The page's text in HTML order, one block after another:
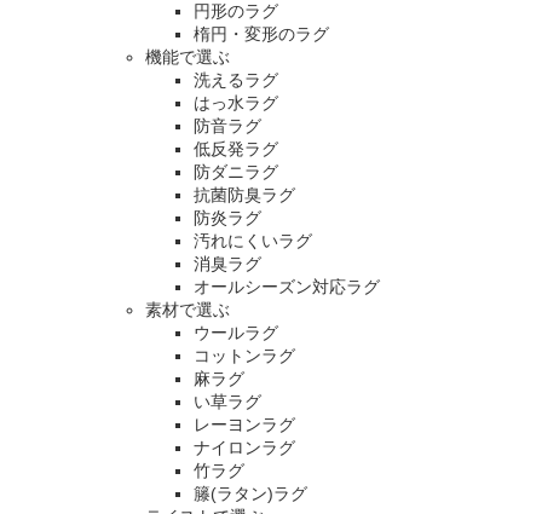
円形のラグ
楕円・変形のラグ
機能で選ぶ
洗えるラグ
はっ水ラグ
防音ラグ
低反発ラグ
防ダニラグ
抗菌防臭ラグ
防炎ラグ
汚れにくいラグ
消臭ラグ
オールシーズン対応ラグ
素材で選ぶ
ウールラグ
コットンラグ
麻ラグ
い草ラグ
レーヨンラグ
ナイロンラグ
竹ラグ
籐(ラタン)ラグ